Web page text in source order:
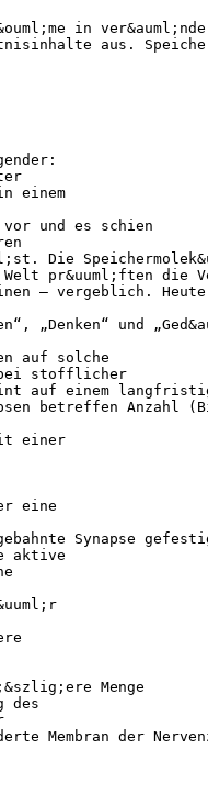
in
aus.
einem
und es schien
Die
pr&uuml;ften die
– vergeblich. Heute
„Denken“ und
auf solche
bei stofflicher
auf einem
betreffen
einer
eine
gebahnte Synapse
aktive
Menge
des
Membran der